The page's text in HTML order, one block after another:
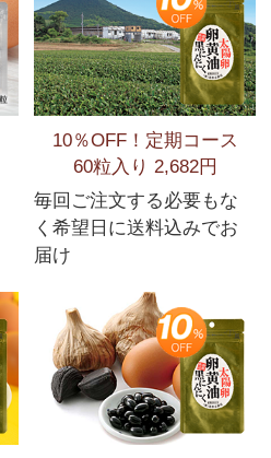
10％OFF！定期コース
60粒入り 2,682円
毎回ご注文する必要もな
く希望日に送料込みでお
届け